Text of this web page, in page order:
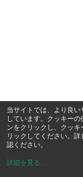
当サイトでは、より良
しています。クッキー
ンをクリックし、クッ
リックしてください。
認ください。
詳細を見る ...